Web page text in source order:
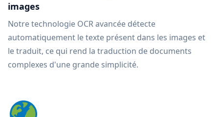
images
Notre technologie OCR avancée détecte
automatiquement le texte présent dans les images et
le traduit, ce qui rend la traduction de documents
complexes d'une grande simplicité.